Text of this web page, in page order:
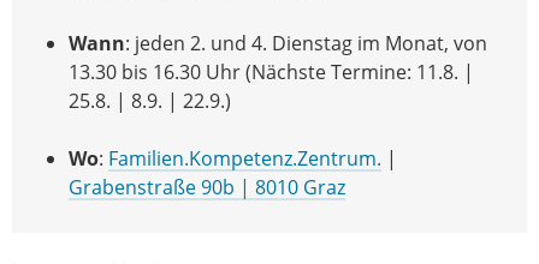
Wann: jeden 2. und 4. Dienstag im Monat, von
13.30 bis 16.30 Uhr (Nächste Termine: 11.8. |
25.8. | 8.9. | 22.9.)
Wo: Familien.Kompetenz.Zentrum. |
Grabenstraße 90b | 8010 Graz